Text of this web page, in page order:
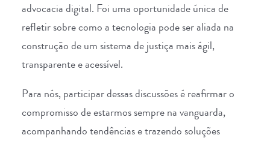
advocacia digital. Foi uma oportunidade única de
refletir sobre como a tecnologia pode ser aliada na
construção de um sistema de justiça mais ágil,
transparente e acessível.
Para nós, participar dessas discussões é reafirmar o
compromisso de estarmos sempre na vanguarda,
acompanhando tendências e trazendo soluções